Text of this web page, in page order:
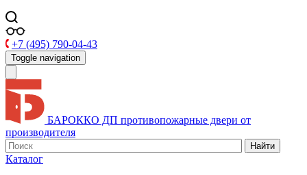
+7 (495) 790-04-43
Toggle navigation
БАРОККО ДП противопожарные двери от
производителя
Найти
Каталог